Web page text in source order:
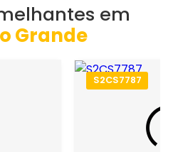
em
Grande
S2CS7787